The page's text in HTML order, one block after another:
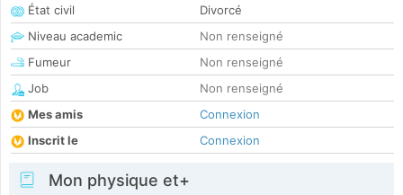
État civil
Divorcé
Niveau academic
Non renseigné
Fumeur
Non renseigné
Job
Non renseigné
Mes amis
Connexion
Inscrit le
Connexion
Mon physique et+